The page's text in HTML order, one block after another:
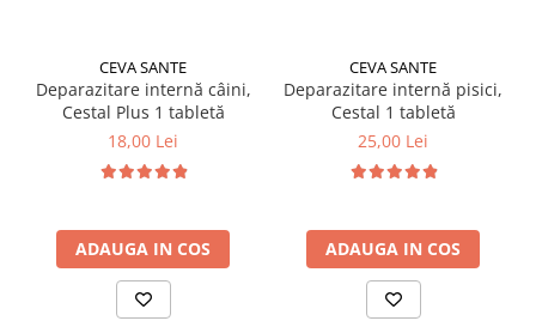
CEVA SANTE
Deparazitare internă câini,
Cestal Plus 1 tabletă
18,00 Lei
ADAUGA IN COS
CEVA SANTE
Deparazitare internă pisici,
Cestal 1 tabletă
25,00 Lei
ADAUGA IN COS